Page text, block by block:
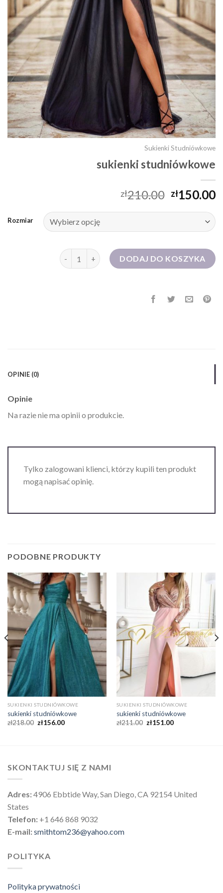
Sukienki Studniówkowe
sukienki studniówkowe
zł210.00 zł150.00
Rozmiar
ilość sukienki studniówkoweDODAJ DO KOSZYKA
OPINIE (0)
Opinie
Na razie nie ma opinii o produkcie.
Tylko zalogowani klienci, którzy kupili ten produkt
mogą napisać opinię.
PODOBNE PRODUKTY
SUKIENKI STUDNIÓWKOWE
sukienki studniówkowe
zł218.00 zł156.00
SUKIENKI STUDNIÓWKOWE
sukienki studniówkowe
zł211.00 zł151.00
SKONTAKTUJ SIĘ Z NAMI
Adres:4906 Ebbtide Way, San Diego, CA 92154 United
States
Telefon: +1 646 868 9032
E-mail:smithtom236@yahoo.com
POLITYKA
Polityka prywatności